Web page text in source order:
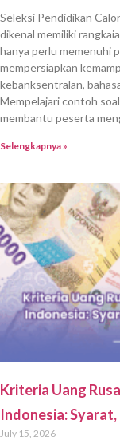
Seleksi Pendidikan
dikenal memiliki
hanya perlu memenuhi
mempersiapkan
kebanksentralan,
Mempelajari contoh
membantu peserta
Selengkapnya »
Kriteria Uang
Indonesia:
July 15, 2026